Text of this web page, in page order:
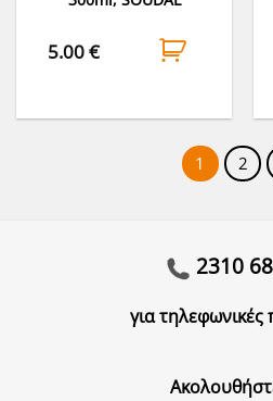
5.00€
1 2
2310
για τηλεφωνικές